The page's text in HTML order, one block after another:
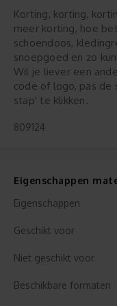
Korting, korting,
meer korting, hoe
schoendoos,
snoepgoed en zo
Wil je liever een
code of logo, pas de
stap' te klikken.
809124
Eigenschappen
Eigenschappen
Geschikt voor
Niet geschikt voor
Beschikbare formaten